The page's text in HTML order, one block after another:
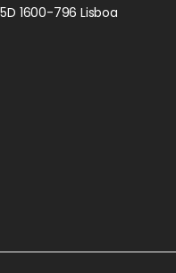
1600-796 Lisboa